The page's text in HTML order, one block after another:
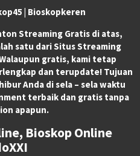
| Bioskopkeren
Streaming Gratis di atas,
satu dari Situs Streaming
gratis, kami tetap
dan terupdate! Tujuan
Anda di sela – sela waktu
terbaik dan gratis tanpa
apapun.
Bioskop Online